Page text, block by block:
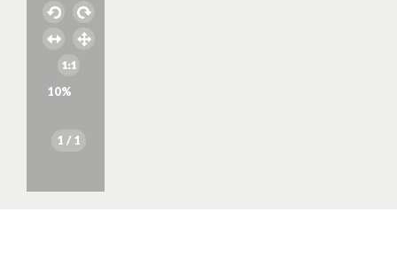
10%
1 / 1